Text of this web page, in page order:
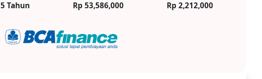
5 Tahun Rp 53,586,000 Rp 2,212,000